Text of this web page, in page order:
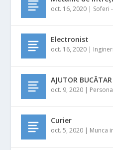
oct. 16, 2020 | Soferi
Electronist
oct. 16, 2020 |
AJUTOR
oct. 9, 2020 |
Curier
oct. 5, 2020 | Munca